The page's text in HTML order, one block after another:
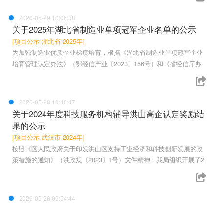
2026-05-29 10:06:38
关于2025年湖北省制造业单项冠军企业名单的公示
[项目公示-湖北省-2025年]
为加强制造业优质企业梯度培育，根据《湖北省制造业单项冠军企业
培育管理认定办法》（鄂经信产业〔2023〕156号）和《省经信厅办
2026-05-28 10:48:47
关于2024年度科技服务机构辅导洪山高企认定奖励结
果的公示
[项目公示-武汉市-2024年]
按照《区人民政府关于印发洪山区支持工业经济和科技创新发展的政
策措施的通知》（洪政规〔2023〕1号）文件精神，我局组织开展了2
2026-05-26 09:54:44